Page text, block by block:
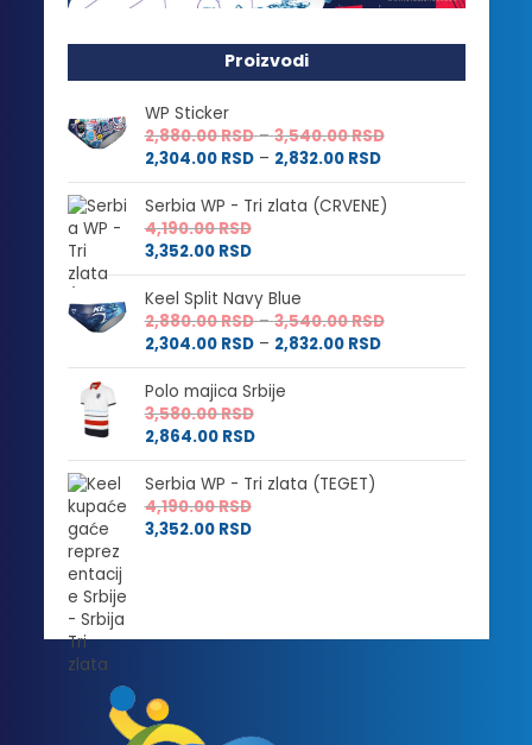
Proizvodi
WP Sticker
2,880.00RSD – 3,540.00RSDRaspon
od
2,880.00 RSD
2,304.00 RSD – 2,832.00 RSDRaspon
cena:
od
2,832.00 RSD
Serbia WP - Tri zlata (CRVENE)
4,190.00RSD
3,352.00 RSD
Keel Split Navy Blue
2,880.00RSD – 3,540.00RSDRaspon
od
2,304.00 RSD – 2,832.00 RSDRaspon
cena:
2,832.00 RSD
Polo majica Srbije
3,580.00RSD
2,864.00 RSD
Serbia WP - Tri zlata (TEGET)
4,190.00RSD
3,352.00 RSD